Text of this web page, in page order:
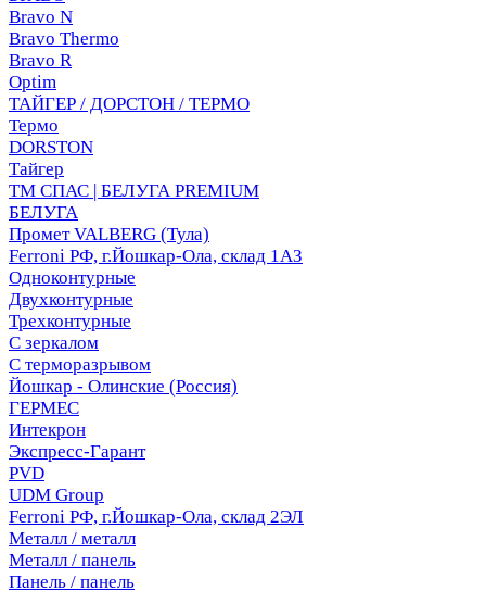
VILLA KANTRI | Вилла кантри
Bravo N
Bravo Thermo
Bravo R
Optim
ТАЙГЕР / ДОРСТОН / ТЕРМО
Термо
DORSTON
Тайгер
ТМ СПАС | БЕЛУГА PREMIUM
БЕЛУГА
Промет VALBERG (Тула)
Ferroni РФ, г.Йошкар-Ола, склад 1АЗ
Одноконтурные
Двухконтурные
Трехконтурные
С зеркалом
С терморазрывом
Йошкар - Олинские (Россия)
ГЕРМЕС
Интекрон
Экспресс-Гарант
PVD
UDM Group
Ferroni РФ, г.Йошкар-Ола, склад 2ЭЛ
Металл / металл
Металл / панель
Панель / панель